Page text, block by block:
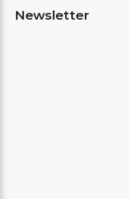
Newsletter